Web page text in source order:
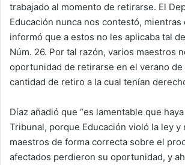
trabajado al momento de retirarse. El
Educación nunca nos contestó, mientras
informó que a estos no les aplicaba tal
Núm. 26. Por tal razón, varios maestros
oportunidad de retirarse en el verano de
cantidad de retiro a la cual tenían
Díaz añadió que “es lamentable que
Tribunal, porque Educación violó la ley y
maestros de forma correcta sobre el
afectados perdieron su oportunidad, y